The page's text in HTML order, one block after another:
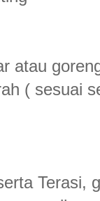
atau
( sesuai
Terasi,